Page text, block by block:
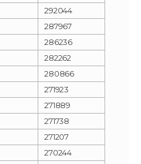
292044
287967
286236
282262
280866
271923
271889
271738
271207
270244